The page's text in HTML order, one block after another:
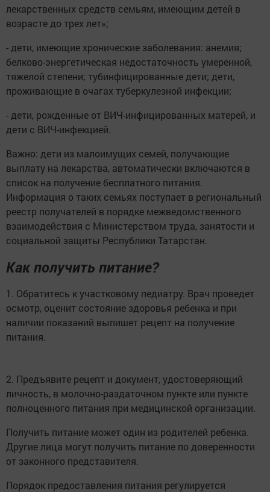
лекарственных средств семьям, имеющим детей в
возрасте до трех лет»;
- дети, имеющие хронические заболевания: анемия;
белково-энергетическая недостаточность умеренной,
тяжелой степени; тубинфицированные дети; дети,
проживающие в очагах туберкулезной инфекции;
- дети, рожденные от ВИЧ-инфицированных матерей, и
дети с ВИЧ-инфекцией.
Важно: дети из малоимущих семей, получающие
выплату на лекарства, автоматически включаются в
список на получение бесплатного питания.
Информация о таких семьях поступает в региональный
реестр получателей в порядке межведомственного
взаимодействия с Министерством труда, занятости и
социальной защиты Республики Татарстан.
Как получить питание?
1. Обратитесь к участковому педиатру. Врач проведет
осмотр, оценит состояние здоровья ребенка и при
наличии показаний выпишет рецепт на получение
питания.
2. Предъявите рецепт и документ, удостоверяющий
личность, в молочно-раздаточном пункте или пункте
полноценного питания при медицинской организации.
Получить питание может один из родителей ребенка.
Другие лица могут получить питание по доверенности
от законного представителя.
Порядок предоставления питания регулируется